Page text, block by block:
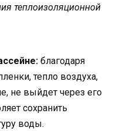
теплоизоляционной
благодаря
тепло воздуха,
не выйдет через его
сохранить
воды.